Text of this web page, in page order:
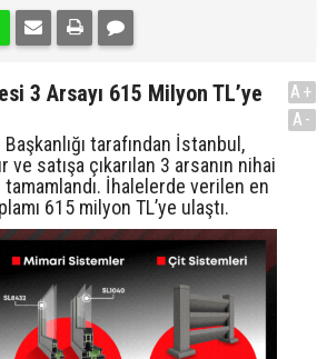
3 Arsayı 615 Milyon TL’ye
tarafından İstanbul,
ve satışa çıkarılan 3 arsanın nihai
İhalelerde verilen en
615 milyon TL’ye ulaştı.
A+
A-